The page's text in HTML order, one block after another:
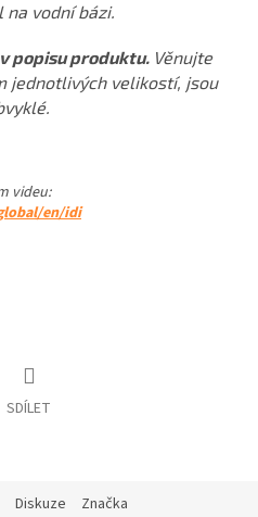
vodní bázi.
popisu produktu. Věnujte
jednotlivých velikostí, jsou
videu:
en/idi
SDÍLET
Diskuze Značka